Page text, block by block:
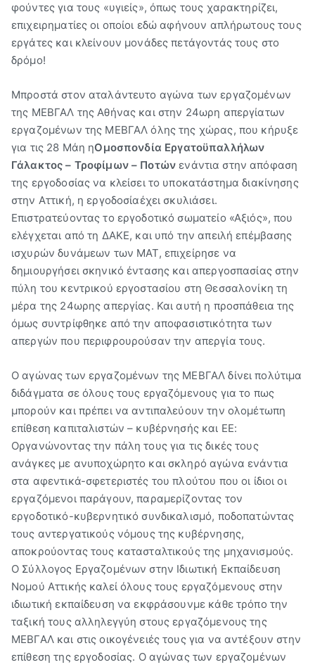
φούντες για τους «υγιείς», όπως τους χαρακτηρίζει,
επιχειρηματίες οι οποίοι εδώ αφήνουν απλήρωτους τους
εργάτες και κλείνουν μονάδες πετάγοντάς τους στο
δρόμο!
Μπροστά στον αταλάντευτο αγώνα των εργαζομένων
της ΜΕΒΓΑΛ της Αθήνας και στην 24ωρη απεργίατων
εργαζομένων της ΜΕΒΓΑΛ όλης της χώρας, που κήρυξε
για τις 28 Μάη ηΟμοσπονδία Εργατοϋπαλλήλων
Γάλακτος – Τροφίμων – Ποτών ενάντια στην απόφαση
της εργοδοσίας να κλείσει το υποκατάστημα διακίνησης
στην Αττική, η εργοδοσίαέχει σκυλιάσει.
Επιστρατεύοντας το εργοδοτικό σωματείο «Αξιός», που
ελέγχεται από τη ΔΑΚΕ, και υπό την απειλή επέμβασης
ισχυρών δυνάμεων των ΜΑΤ, επιχείρησε να
δημιουργήσει σκηνικό έντασης και απεργοσπασίας στην
πύλη του κεντρικού εργοστασίου στη Θεσσαλονίκη τη
μέρα της 24ωρης απεργίας. Και αυτή η προσπάθεια της
όμως συντρίφθηκε από την αποφασιστικότητα των
απεργών που περιφρουρούσαν την απεργία τους.
Ο αγώνας των εργαζομένων της ΜΕΒΓΑΛ δίνει πολύτιμα
διδάγματα σε όλους τους εργαζόμενους για το πως
μπορούν και πρέπει να αντιπαλεύουν την ολομέτωπη
επίθεση καπιταλιστών – κυβέρνησής και ΕΕ:
Οργανώνοντας την πάλη τους για τις δικές τους
ανάγκες με ανυποχώρητο και σκληρό αγώνα ενάντια
στα αφεντικά-σφετεριστές του πλούτου που οι ίδιοι οι
εργαζόμενοι παράγουν, παραμερίζοντας τον
εργοδοτικό-κυβερνητικό συνδικαλισμό, ποδοπατώντας
τους αντεργατικούς νόμους της κυβέρνησης,
αποκρούοντας τους κατασταλτικούς της μηχανισμούς.
Ο Σύλλογος Εργαζομένων στην Ιδιωτική Εκπαίδευση
Νομού Αττικής καλεί όλους τους εργαζόμενους στην
ιδιωτική εκπαίδευση να εκφράσουνμε κάθε τρόπο την
ταξική τους αλληλεγγύη στους εργαζόμενους της
ΜΕΒΓΑΛ και στις οικογένειές τους για να αντέξουν στην
επίθεση της εργοδοσίας. Ο αγώνας των εργαζομένων